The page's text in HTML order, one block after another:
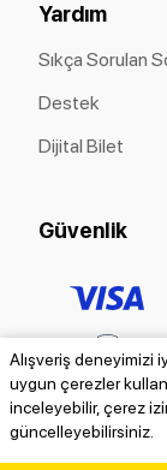
Alışveriş deneyimizi
uygun çerezler
inceleyebilir, çerez
güncelleyebilirsiniz.
Yardım
Sıkça Sorulan
Destek
Dijital Bilet
Güvenlik